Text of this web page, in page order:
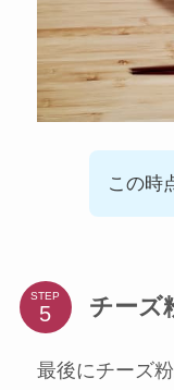
この時
STEP チーズ
最後にチーズ